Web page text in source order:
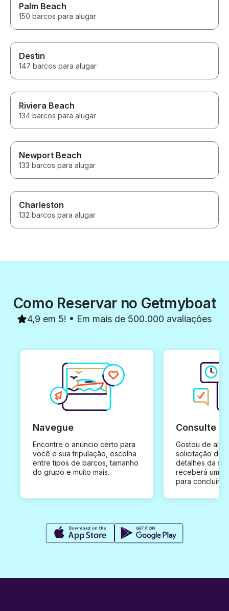
Palm Beach
150 barcos para alugar
Destin
147 barcos para alugar
Riviera Beach
134 barcos para alugar
Newport Beach
133 barcos para alugar
Charleston
132 barcos para alugar
Como Reservar no Getmyboat
4,9 em 5! • Em mais de 500.000 avaliações
Navegue
Encontre o anúncio certo para
você e sua tripulação, escolha
entre tipos de barcos, tamanho
do grupo e muito mais.
Consulte e
Gostou de
solicitação de
detalhes da
receberá uma
para concluír a